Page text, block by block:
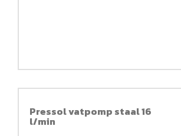
Pressol vatpomp staal 16
l/min